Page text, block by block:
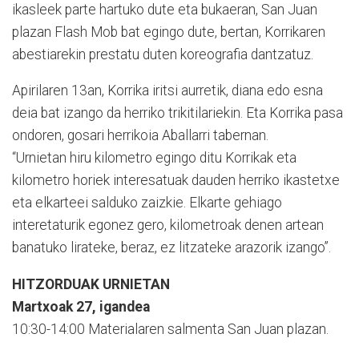
ikasleek parte hartuko dute eta bukaeran, San Juan
plazan Flash Mob bat egingo dute, bertan, Korrikaren
abestiarekin prestatu duten koreografia dantzatuz.
Apirilaren 13an, Korrika iritsi aurretik, diana edo esna
deia bat izango da herriko trikitilariekin. Eta Korrika pasa
ondoren, gosari herrikoia Aballarri tabernan.
“Urnietan hiru kilometro egingo ditu Korrikak eta
kilometro horiek interesatuak dauden herriko ikastetxe
eta elkarteei salduko zaizkie. Elkarte gehiago
interetaturik egonez gero, kilometroak denen artean
banatuko lirateke, beraz, ez litzateke arazorik izango”.
HITZORDUAK URNIETAN
Martxoak 27, igandea
10:30-14:00 Materialaren salmenta San Juan plazan.